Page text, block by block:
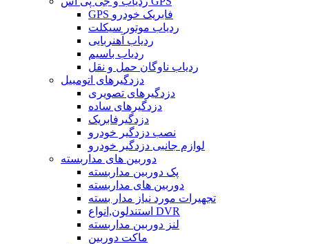
GPS فابریک خودرو
ردیاب موتور سیکلت
ردیاب آهنربایی
ردیاب باسیم
ردیاب ناوگان حمل و نقل
دزدگیرهای اتومبیل
دزدگیرهای تصویری
دزدگیرهای ساده
دزدگیرفابریک
نصب دزدگیر خودرو
لوازم جانبی دزدگیر خودرو
دوربین های مداربسته
پک دوربین مداربسته
دوربین های مداربسته
تجهیرات مورد نیاز مدار بسته
استندلون,انواع DVR
لنز دوربین مداربسته
ماکت دوربین